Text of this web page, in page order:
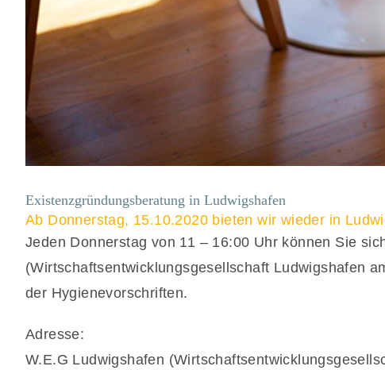
Existenzgründungsberatung in Ludwigshafen
Ab Donnerstag, 15.10.2020 bieten wir wieder in
Jeden Donnerstag von 11 – 16:00 Uhr können Sie
(Wirtschaftsentwicklungsgesellschaft Ludwigshafen
der Hygienevorschriften.
Adresse:
W.E.G Ludwigshafen